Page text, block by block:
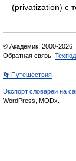
(privatization) с
© Академик, 2000-2026
Обратная связь:
👣 Путешествия
Экспорт словарей на
WordPress, MODx.